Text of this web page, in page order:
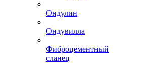
Ондулин
Ондувилла
Фиброцементный
сланец